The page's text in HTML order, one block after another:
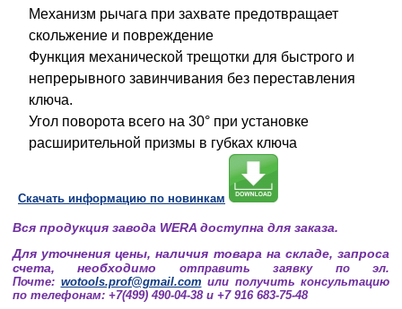
Механизм рычага при захвате предотвращает
скольжение и повреждение
Функция механической трещотки для быстрого и
непрерывного завинчивания без переставления
ключа.
Угол поворота всего на 30° при установке
расширительной призмы в губках ключа
Cкачать информацию по новинкам
Вся продукция завода WERA доступна для заказа.
Для уточнения цены, наличия товара на складе, запроса
счета, необходимо
отправить заявку по эл.
Почте: wotools.prof@gmail.com или получить консультацию
по телефонам: +7(499) 490-04-38 и +7 916 683-75-48